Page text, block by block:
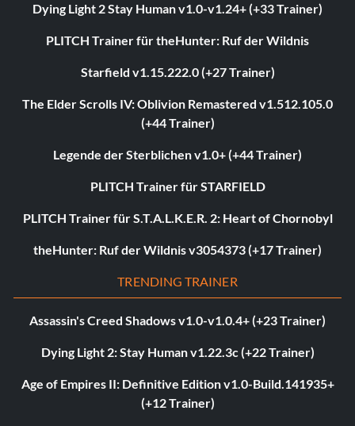
Dying Light 2 Stay Human v1.0-v1.24+ (+33 Trainer)
PLITCH Trainer für theHunter: Ruf der Wildnis
Starfield v1.15.222.0 (+27 Trainer)
The Elder Scrolls IV: Oblivion Remastered v1.512.105.0
(+44 Trainer)
Legende der Sterblichen v1.0+ (+44 Trainer)
PLITCH Trainer für STARFIELD
PLITCH Trainer für S.T.A.L.K.E.R. 2: Heart of Chornobyl
theHunter: Ruf der Wildnis v3054373 (+17 Trainer)
TRENDING TRAINER
Assassin's Creed Shadows v1.0-v1.0.4+ (+23 Trainer)
Dying Light 2: Stay Human v1.22.3c (+22 Trainer)
Age of Empires II: Definitive Edition v1.0-Build.141935+
(+12 Trainer)